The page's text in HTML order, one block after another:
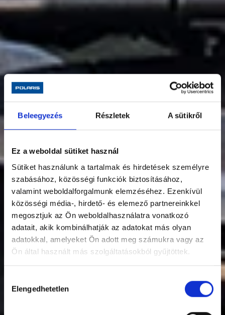
Beleegyezés Részletek A sütikről
Ez a weboldal sütiket használ
Sütiket használunk a tartalmak és hirdetések személyre
szabásához, közösségi funkciók biztosításához,
valamint weboldalforgalmunk elemzéséhez. Ezenkívül
közösségi média-, hirdető- és elemező partnereinkkel
megosztjuk az Ön weboldalhasználatra vonatkozó
adatait, akik kombinálhatják az adatokat más olyan
adatokkal, amelyeket Ön adott meg számukra vagy az
Ön által használt más szolgáltatásokból gyűjtöttek.
kiválasztása
Elengedhetetlen